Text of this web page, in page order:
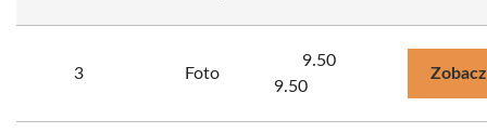
3 Foto
9.50
9.50